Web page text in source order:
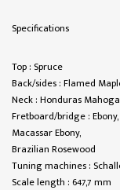
Specifications
Top : Spruce
Back/sides : Flamed
Neck : Honduras
Fretboard/bridge : Ebony,
Macassar Ebony,
Brazilian Rosewood
Tuning machines :
Scale length : 647,7 mm